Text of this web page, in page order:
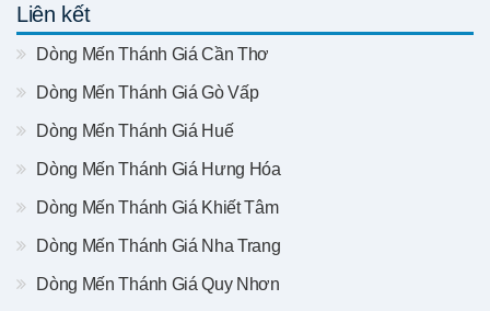
Liên kết
Dòng Mến Thánh Giá Cần Thơ
Dòng Mến Thánh Giá Gò Vấp
Dòng Mến Thánh Giá Huế
Dòng Mến Thánh Giá Hưng Hóa
Dòng Mến Thánh Giá Khiết Tâm
Dòng Mến Thánh Giá Nha Trang
Dòng Mến Thánh Giá Quy Nhơn